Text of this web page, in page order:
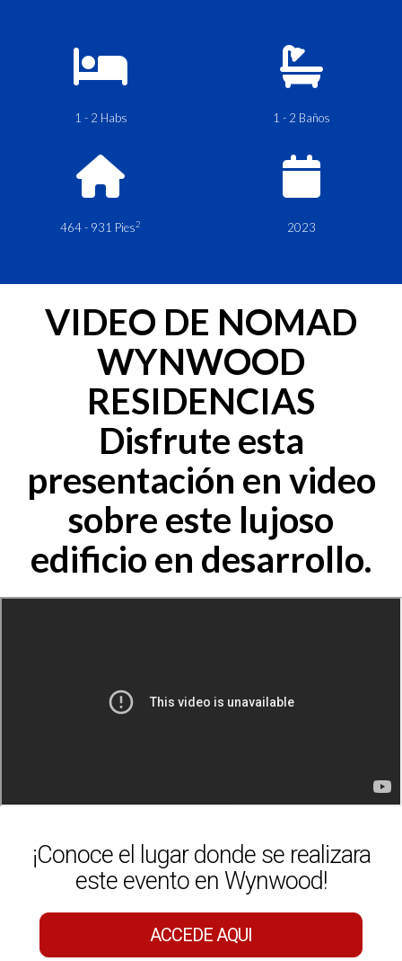
1 - 2 Habs 1 - 2 Baños
464 - 931 Pies2 2023
VIDEO DE NOMAD
WYNWOOD
RESIDENCIAS
Disfrute esta
presentación en video
sobre este lujoso
edificio en desarrollo.
¡Conoce el lugar donde se realizara
este evento en Wynwood!
ACCEDE AQUI